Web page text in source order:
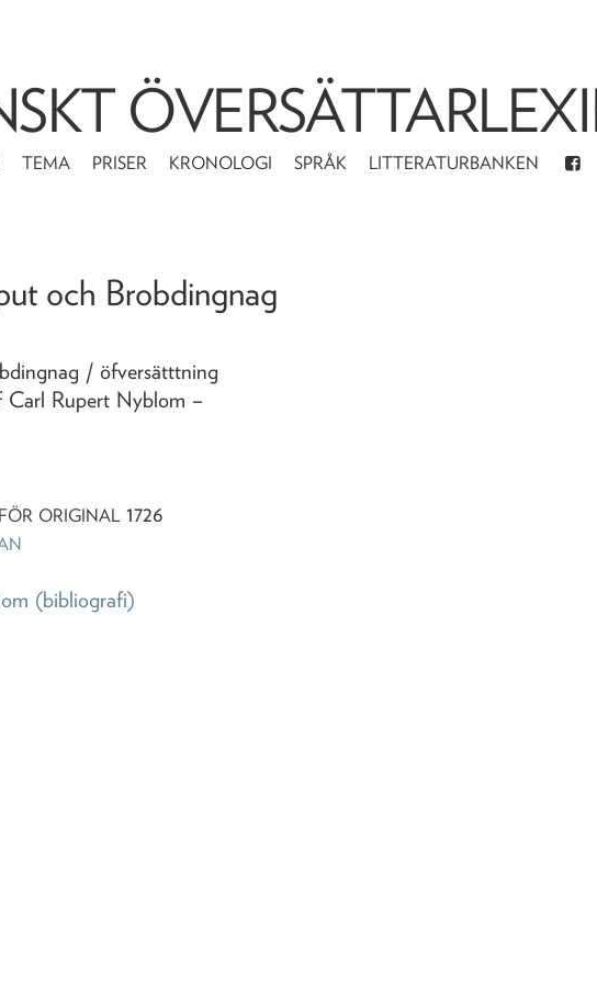
TEMA PRISER KRONOLOGI SPRÅK LITTERATURBANKEN
och Brobdingnag
/ öfversätttning
Carl Rupert Nyblom –
ORIGINAL 1726
(bibliografi)